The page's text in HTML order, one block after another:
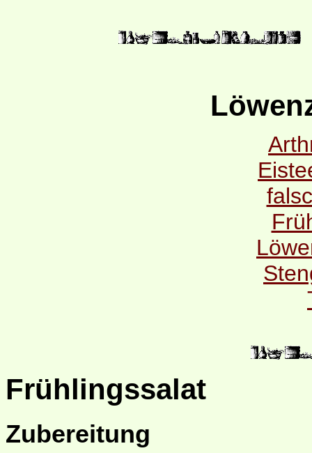
Frühlingssalat
Zubereitung